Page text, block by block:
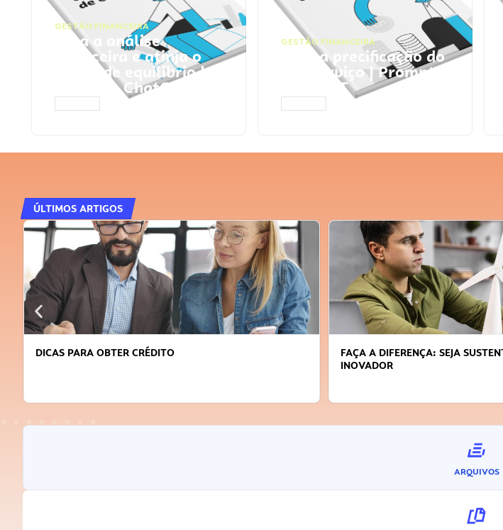
GESTÃO FINANCEIRA
Faça a análise
financeira e atinja o
ponto de equilíbrio |
Prompts ChatGPT
GESTÃO FINANCEIRA
Faça a precificação do
seu serviço | Prompts
ChatGPT
ÚLTIMOS ARTIGOS
DICAS PARA OBTER CRÉDITO
FAÇA A DIFERENÇA: SEJA
INOVADOR
ARQUIVOS